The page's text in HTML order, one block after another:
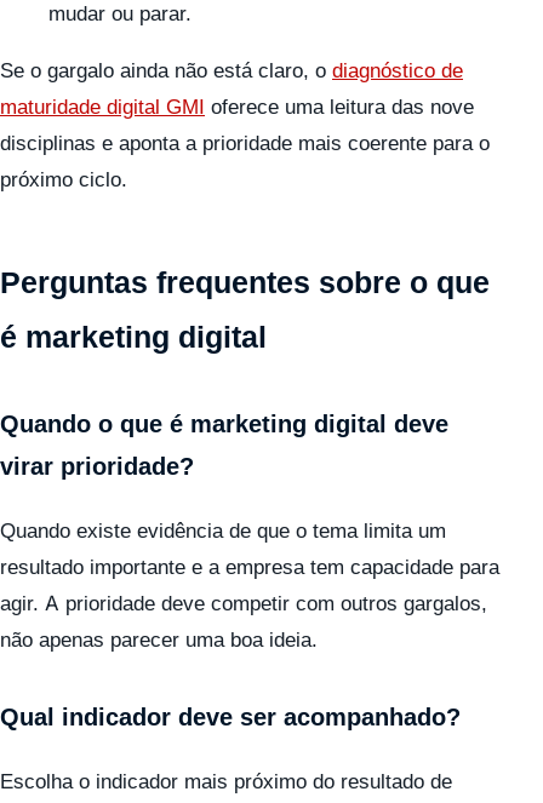
mudar ou parar.
Se o gargalo ainda não está claro, o diagnóstico de
maturidade digital GMI oferece uma leitura das nove
disciplinas e aponta a prioridade mais coerente para o
próximo ciclo.
Perguntas frequentes sobre o que
é marketing digital
Quando o que é marketing digital deve
virar prioridade?
Quando existe evidência de que o tema limita um
resultado importante e a empresa tem capacidade para
agir. A prioridade deve competir com outros gargalos,
não apenas parecer uma boa ideia.
Qual indicador deve ser acompanhado?
Escolha o indicador mais próximo do resultado de